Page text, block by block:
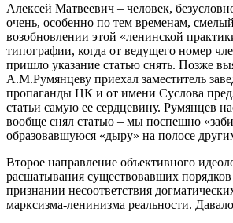
Алексей Матвеевич – человек,
очень, особенно по тем временам,
возобновлении этой «ленинской
типографии, когда от ведущего номер
пришло указание статью снять. Позже
А.М.Румянцеву приехал заместитель
пропаганды ЦК и от имени Суслова
статьи самую ее сердцевину. Румянцев
вообще снял статью – мы поспешно
образовавшуюся «дыру» на полосе
Второе направление объективного
расшатывания существовавших порядков
признании несоответствия
марксизма-ленинизма реальности.